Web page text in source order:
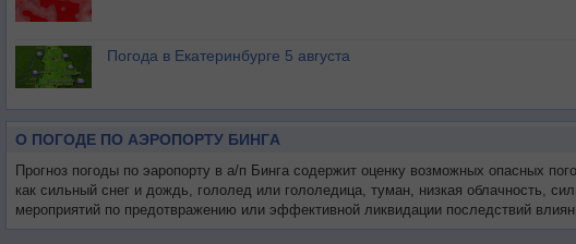
Погода в Екатеринбурге 5 августа
О ПОГОДЕ ПО АЭРОПОРТУ БИНГA
Прогноз погоды по эаропорту в а/п Бингa содержит оценку возможных опасных
как сильный снег и дождь, гололед или гололедица, туман, низкая облачность,
мероприятий по предотвражению или эффективной ликвидации последствий